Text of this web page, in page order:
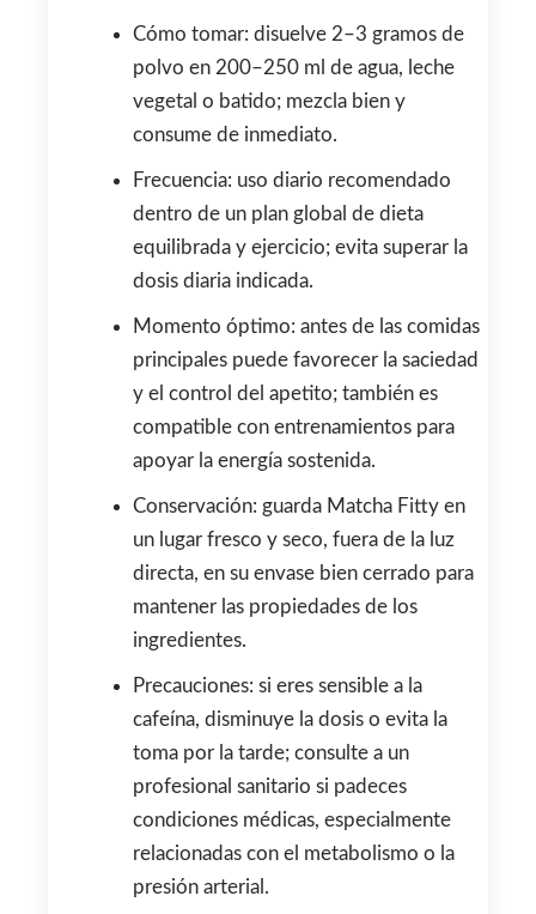
Cómo tomar: disuelve 2–3 gramos de
polvo en 200–250 ml de agua, leche
vegetal o batido; mezcla bien y
consume de inmediato.
Frecuencia: uso diario recomendado
dentro de un plan global de dieta
equilibrada y ejercicio; evita superar la
dosis diaria indicada.
Momento óptimo: antes de las comidas
principales puede favorecer la saciedad
y el control del apetito; también es
compatible con entrenamientos para
apoyar la energía sostenida.
Conservación: guarda Matcha Fitty en
un lugar fresco y seco, fuera de la luz
directa, en su envase bien cerrado para
mantener las propiedades de los
ingredientes.
Precauciones: si eres sensible a la
cafeína, disminuye la dosis o evita la
toma por la tarde; consulte a un
profesional sanitario si padeces
condiciones médicas, especialmente
relacionadas con el metabolismo o la
presión arterial.